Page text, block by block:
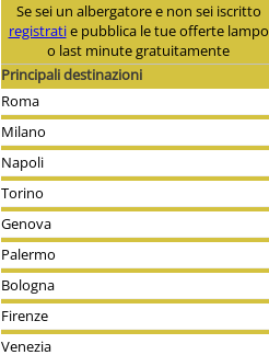
Se sei un albergatore e non sei iscritto
registratie pubblica le tue offerte lampo
o last minute gratuitamente
Principali destinazioni
Roma
Milano
Napoli
Torino
Genova
Palermo
Bologna
Firenze
Venezia